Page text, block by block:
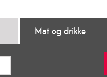
Mat og drikke